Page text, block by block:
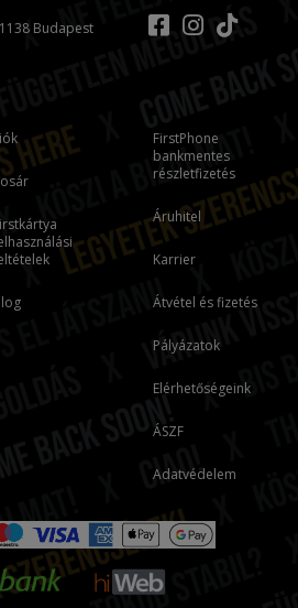
FirstPhone
bankmentes
részletfizetés
Áruhitel
Karrier
Átvétel és fizetés
Pályázatok
Elérhetőségeink
ÁSZF
Adatvédelem
Budapest